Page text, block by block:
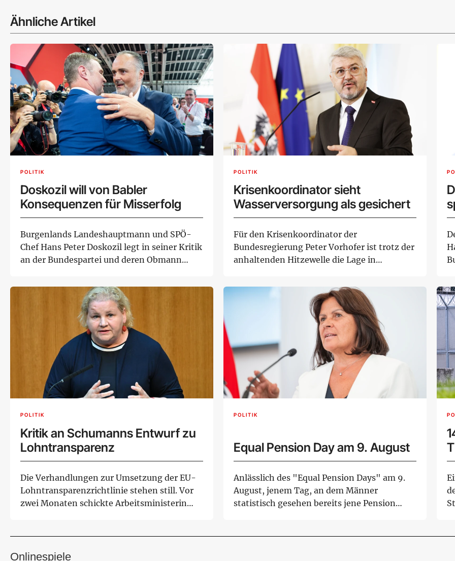
Ähnliche Artikel
POLITIK
Doskozil will von Babler
Konsequenzen für Misserfolg
Burgenlands Landeshauptmann und SPÖ-
Chef Hans Peter Doskozil legt in seiner Kritik
an der Bundespartei und deren Obmann
POLITIK
Krisenkoordinator sieht
Wasserversorgung als gesichert
Für den Krisenkoordinator der
Bundesregierung Peter Vorhofer ist trotz der
anhaltenden Hitzewelle die Lage in
POLITIK
Kritik an Schumanns Entwurf zu
Lohntransparenz
Die Verhandlungen zur Umsetzung der EU-
Lohntransparenzrichtlinie stehen still. Vor
zwei Monaten schickte Arbeitsministerin
POLITIK
Equal Pension Day am 9. August
Anlässlich des "Equal Pension Days" am 9.
August, jenem Tag, an dem Männer
statistisch gesehen bereits jene Pension
Onlinespiele